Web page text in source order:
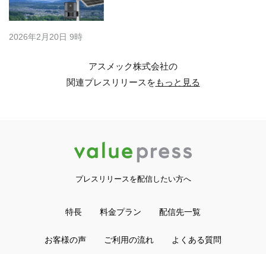
2026年2月20日 9時
アスメック株式会社の
関連プレスリリースをもっと見る
プレスリリースを配信したい方へ
特長 料金プラン 配信先一覧
お客様の声 ご利用の流れ よくある質問